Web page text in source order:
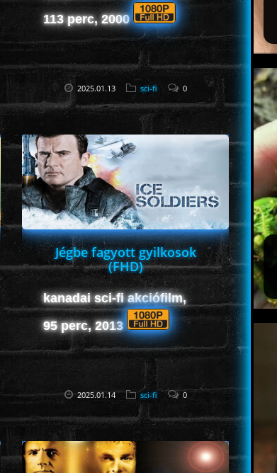
113 perc, 2000
2025.01.13 sci-fi 0
Jégbe fagyott gyilkosok
(FHD)
kanadai sci-fi akciófilm,
95 perc, 2013
2025.01.14 sci-fi 0